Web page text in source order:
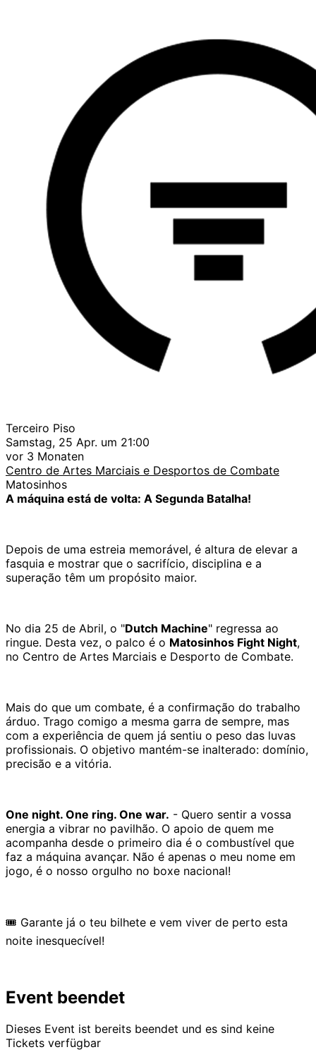
Terceiro Piso
Samstag, 25 Apr. um 21:00
vor 3 Monaten
Centro de Artes Marciais e Desportos de Combate
Matosinhos
A máquina está de volta: A Segunda Batalha!
Depois de uma estreia memorável, é altura de elevar a
fasquia e mostrar que o sacrifício, disciplina e a
superação têm um propósito maior.
No dia 25 de Abril, o "Dutch Machine" regressa ao
ringue. Desta vez, o palco é o Matosinhos Fight Night,
no Centro de Artes Marciais e Desporto de Combate.
Mais do que um combate, é a confirmação do trabalho
árduo. Trago comigo a mesma garra de sempre, mas
com a experiência de quem já sentiu o peso das luvas
profissionais. O objetivo mantém-se inalterado: domínio,
precisão e a vitória.
One night. One ring. One war. - Quero sentir a vossa
energia a vibrar no pavilhão. O apoio de quem me
acompanha desde o primeiro dia é o combustível que
faz a máquina avançar. Não é apenas o meu nome em
jogo, é o nosso orgulho no boxe nacional!
🎟 Garante já o teu bilhete e vem viver de perto esta
noite inesquecível!
Event beendet
Dieses Event ist bereits beendet und es sind keine
Tickets verfügbar